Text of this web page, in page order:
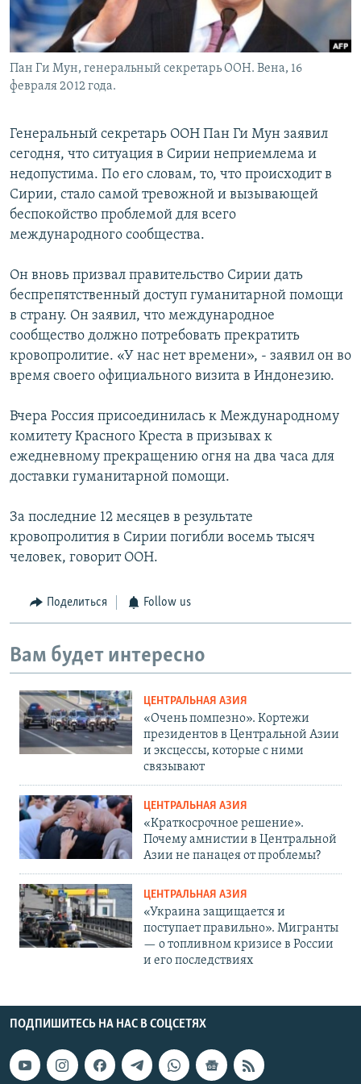
Пан Ги Мун, генеральный секретарь ООН. Вена, 16
февраля 2012 года.
Генеральный секретарь ООН Пан Ги Мун заявил
сегодня, что ситуация в Сирии неприемлема и
недопустима. По его словам, то, что происходит в
Сирии, стало самой тревожной и вызывающей
беспокойство проблемой для всего
международного сообщества.
Он вновь призвал правительство Сирии дать
беспрепятственный доступ гуманитарной помощи
в страну. Он заявил, что международное
сообщество должно потребовать прекратить
кровопролитие. «У нас нет времени», - заявил он во
время своего официального визита в Индонезию.
Вчера Россия присоединилась к Международному
комитету Красного Креста в призывах к
ежедневному прекращению огня на два часа для
доставки гуманитарной помощи.
За последние 12 месяцев в результате
кровопролития в Сирии погибли восемь тысяч
человек, говорит ООН.
Поделиться Follow us
Вам будет интересно
ЦЕНТРАЛЬНАЯ АЗИЯ
«Очень помпезно». Кортежи
президентов в Центральной Азии
и эксцессы, которые с ними
связывают
ЦЕНТРАЛЬНАЯ АЗИЯ
«Краткосрочное решение».
Почему амнистии в Центральной
Азии не панацея от проблемы?
ЦЕНТРАЛЬНАЯ АЗИЯ
«Украина защищается и
поступает правильно». Мигранты
— о топливном кризисе в России
и его последствиях
ПОДПИШИТЕСЬ НА НАС В СОЦСЕТЯХ